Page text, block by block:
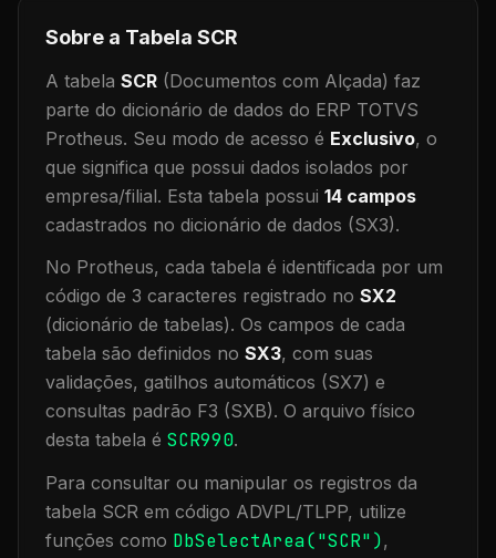
Sobre a Tabela SCR
A tabela SCR (Documentos com Alçada) faz
parte do dicionário de dados do ERP TOTVS
Protheus. Seu modo de acesso é Exclusivo, o
que significa que possui dados isolados por
empresa/filial. Esta tabela possui 14 campos
cadastrados no dicionário de dados (SX3).
No Protheus, cada tabela é identificada por um
código de 3 caracteres registrado no SX2
(dicionário de tabelas). Os campos de cada
tabela são definidos no SX3, com suas
validações, gatilhos automáticos (SX7) e
consultas padrão F3 (SXB). O arquivo físico
desta tabela é SCR990.
Para consultar ou manipular os registros da
tabela SCR em código ADVPL/TLPP, utilize
funções como DbSelectArea("SCR"),